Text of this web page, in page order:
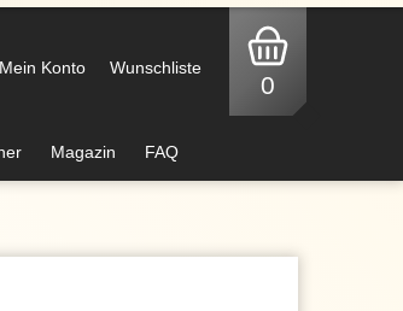
Mein Konto Wunschliste
0
Magazin FAQ